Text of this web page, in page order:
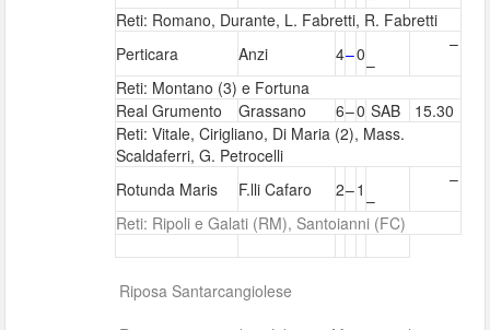
Reti: Romano, Durante, L. Fabretti, R. Fabretti
Perticara
Anzi 4–0–
–
Reti: Montano (3) e Fortuna
Real Grumento
Grassano 6–0 SAB
15.30
Reti: Vitale, Cirigliano, Di Maria (2), Mass.
Scaldaferri, G. Petrocelli
Rotunda Maris
F.lli Cafaro 2–1 –
–
Reti: Ripoli e Galati (RM), Santoianni (FC)
Riposa Santarcangiolese